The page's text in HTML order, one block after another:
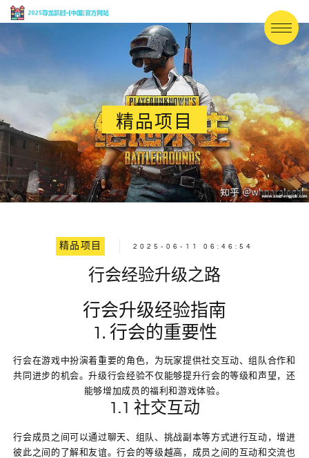
精品项目
精品项目 2025-06-11 06:46:54
行会经验升级之路
行会升级经验指南
1. 行会的重要性
行会在游戏中扮演着重要的角色，为玩家提供社交互动、组队合作和
共同进步的机会。升级行会经验不仅能够提升行会的等级和声望，还
能够增加成员的福利和游戏体验。
1.1 社交互动
行会成员之间可以通过聊天、组队、挑战副本等方式进行互动，增进
彼此之间的了解和友谊。行会的等级越高，成员之间的互动和交流也